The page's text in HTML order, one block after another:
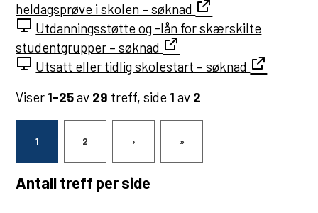
heldagsprøve i skolen – søknad
Utdanningsstøtte og -lån for skærskilte
studentgrupper – søknad
Utsatt eller tidlig skolestart – søknad
Viser1-25av 29 treff, side1 av 2
1 2 › »
Antall treff per side